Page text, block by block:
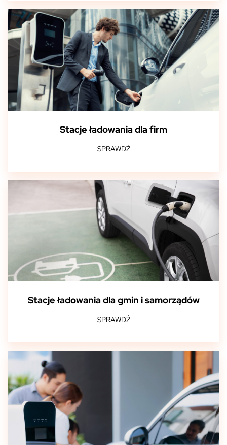
Stacje ładowania dla firm
SPRAWDŹ
Stacje ładowania dla gmin i samorządów
SPRAWDŹ